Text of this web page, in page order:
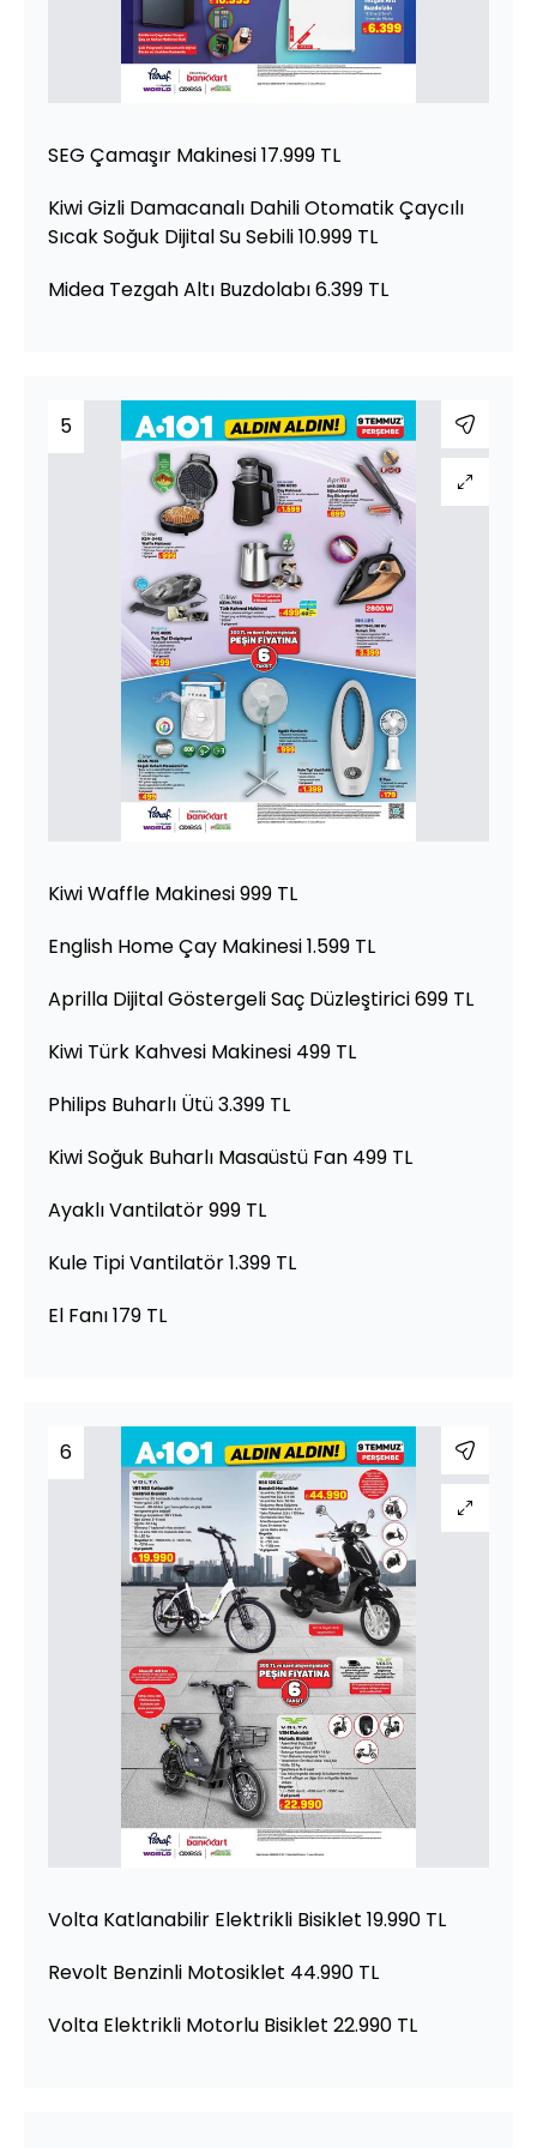
SEG Çamaşır Makinesi 17.999 TL
Kiwi Gizli Damacanalı Dahili Otomatik Çaycılı
Sıcak Soğuk Dijital Su Sebili 10.999 TL
Midea Tezgah Altı Buzdolabı 6.399 TL
5
Kiwi Waffle Makinesi 999 TL
English Home Çay Makinesi 1.599 TL
Aprilla Dijital Göstergeli Saç Düzleştirici 699 TL
Kiwi Türk Kahvesi Makinesi 499 TL
Philips Buharlı Ütü 3.399 TL
Kiwi Soğuk Buharlı Masaüstü Fan 499 TL
Ayaklı Vantilatör 999 TL
Kule Tipi Vantilatör 1.399 TL
El Fanı 179 TL
6
Volta Katlanabilir Elektrikli Bisiklet 19.990 TL
Revolt Benzinli Motosiklet 44.990 TL
Volta Elektrikli Motorlu Bisiklet 22.990 TL